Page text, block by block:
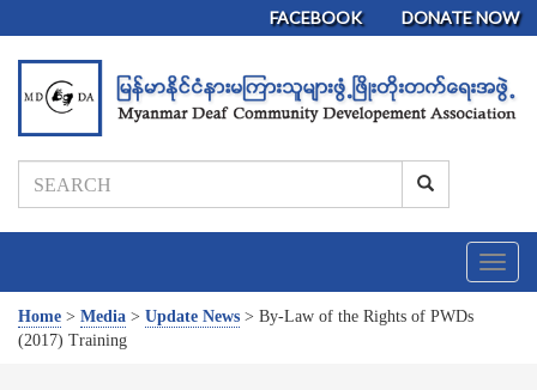
FACEBOOK DONATE NOW
T
o
Home > Media > Update News > By-Law of the Rights of PWDs
(2017) Training